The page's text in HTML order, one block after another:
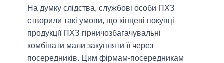
На думку слідства, службові особи ПХЗ
створили такі умови, що кінцеві покупці
продукції ПХЗ гірничозбагачувальні
комбінати мали закупляти її через
посередників. Цим фірмам-посередникам